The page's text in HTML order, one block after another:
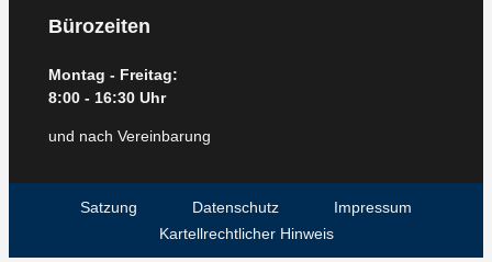
Bürozeiten
Montag - Freitag:
8:00 - 16:30 Uhr
und nach Vereinbarung
Satzung Datenschutz
Impressum
Kartellrechtlicher Hinweis